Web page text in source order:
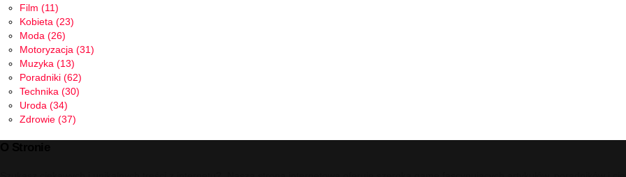
Film (11)
Kobieta (23)
Moda (26)
Motoryzacja (31)
Muzyka (13)
Poradniki (62)
Technika (30)
Uroda (34)
Zdrowie (37)